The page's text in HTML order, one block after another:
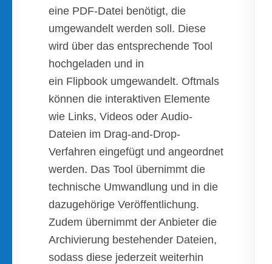
eine PDF-Datei benötigt, die
umgewandelt werden soll. Diese
wird über das entsprechende Tool
hochgeladen und in
ein Flipbook umgewandelt. Oftmals
können die interaktiven Elemente
wie Links, Videos oder Audio-
Dateien im Drag-and-Drop-
Verfahren eingefügt und angeordnet
werden. Das Tool übernimmt die
technische Umwandlung und in die
dazugehörige Veröffentlichung.
Zudem übernimmt der Anbieter die
Archivierung bestehender Dateien,
sodass diese jederzeit weiterhin